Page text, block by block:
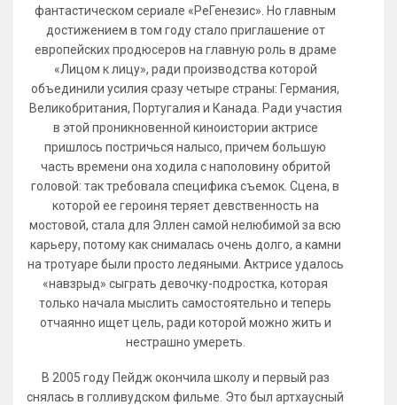
фантастическом сериале «РеГенезис». Но главным
достижением в том году стало приглашение от
европейских продюсеров на главную роль в драме
«Лицом к лицу», ради производства которой
объединили усилия сразу четыре страны: Германия,
Великобритания, Португалия и Канада. Ради участия
в этой проникновенной киноистории актрисе
пришлось постричься налысо, причем большую
часть времени она ходила с наполовину обритой
головой: так требовала специфика съемок. Сцена, в
которой ее героиня теряет девственность на
мостовой, стала для Эллен самой нелюбимой за всю
карьеру, потому как снималась очень долго, а камни
на тротуаре были просто ледяными. Актрисе удалось
«навзрыд» сыграть девочку-подростка, которая
только начала мыслить самостоятельно и теперь
отчаянно ищет цель, ради которой можно жить и
нестрашно умереть.
В 2005 году Пейдж окончила школу и первый раз
снялась в голливудском фильме. Это был артхаусный